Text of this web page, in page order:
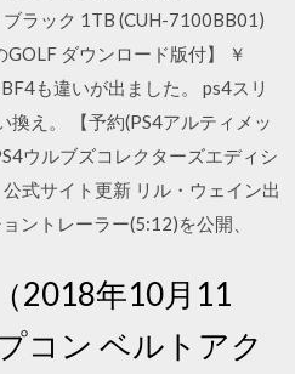
ラック 1TB (CUH-7100BB01)
GOLF ダウンロード版付】 ￥
も違いが出ました。 ps4スリ
換え。 【予約(PS4アルティメッ
ウルブズコレクターズエディシ
式サイト更新 リル・ウェイン出
ントレーラー(5:12)を公開、
2018年10月11
コン ベルトアク